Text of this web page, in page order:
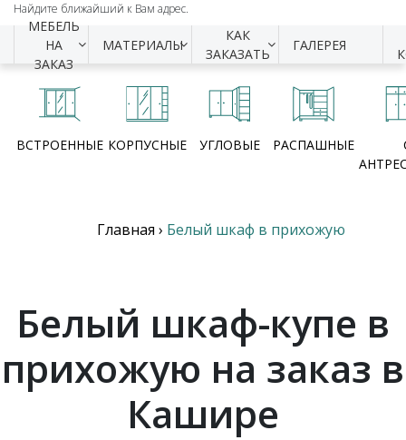
Найдите ближайший к Вам адрес.
МЕБЕЛЬ
НА
ЗАКАЗ
МАТЕРИАЛЫ
КАК
ЗАКАЗАТЬ
ГАЛЕРЕЯ
ВСТРОЕННЫЕ КОРПУСНЫЕ УГЛОВЫЕ РАСПАШНЫЕ
Главная › Белый шкаф в прихожую
Белый шкаф-купе в
прихожую на заказ в
Кашире